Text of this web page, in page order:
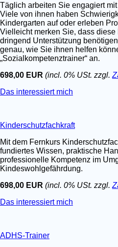
Täglich arbeiten Sie engagiert
Viele von ihnen haben
Kindergarten auf oder erleben
Vielleicht merken Sie, dass
dringend Unterstützung
genau, wie Sie ihnen helfen
„Sozialkompetenztrainer“ an.
698,00 EUR (incl. 0% USt. zzgl.
Das interessiert mich
Kinderschutzfachkraft
Mit dem Fernkurs
fundiertes Wissen, praktische
professionelle Kompetenz im
Kindeswohlgefährdung.
698,00 EUR (incl. 0% USt. zzgl.
Das interessiert mich
ADHS-Trainer